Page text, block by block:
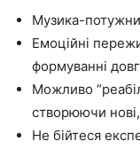
Музика-
Емоційні
формуванні
Можливо
створюючи нові,
Не бійтеся